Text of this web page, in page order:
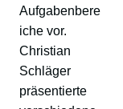
Aufgabenbere
iche vor.
Christian
Schläger
präsentierte